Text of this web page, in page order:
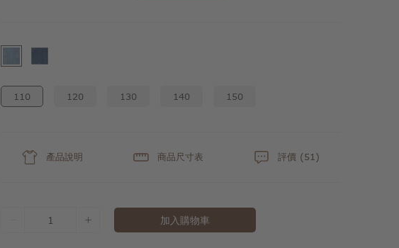
110 120 130 140 150
產品說明 商品尺寸表 評價 (51)
1 加入購物車